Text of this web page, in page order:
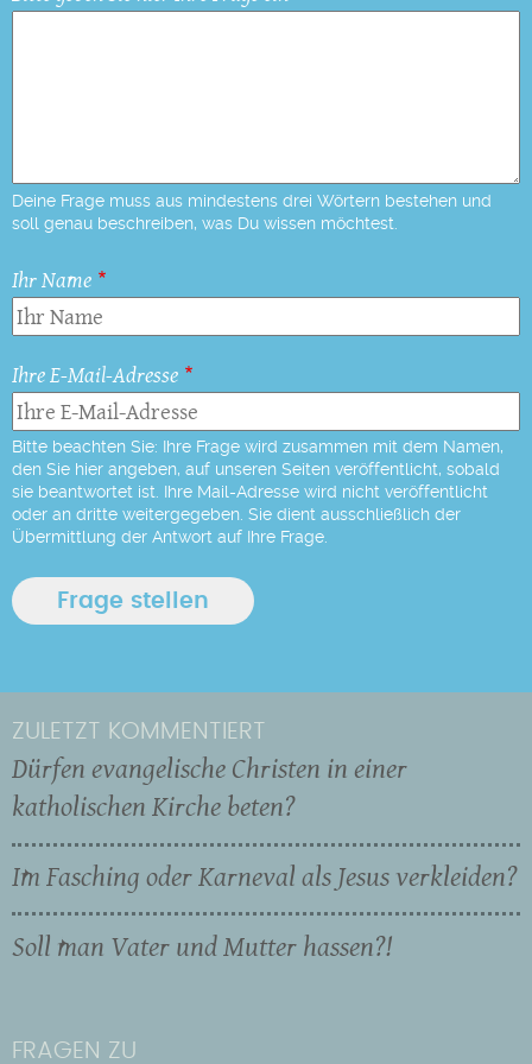
Deine Frage muss aus mindestens drei Wörtern bestehen und
soll genau beschreiben, was Du wissen möchtest.
Ihr Name
Ihre E-Mail-Adresse
Bitte beachten Sie: Ihre Frage wird zusammen mit dem Namen,
den Sie hier angeben, auf unseren Seiten veröffentlicht, sobald
sie beantwortet ist. Ihre Mail-Adresse wird nicht veröffentlicht
oder an dritte weitergegeben. Sie dient ausschließlich der
Übermittlung der Antwort auf Ihre Frage.
ZULETZT KOMMENTIERT
Dürfen evangelische Christen in einer
katholischen Kirche beten?
Im Fasching oder Karneval als Jesus verkleiden?
Soll man Vater und Mutter hassen?!
FRAGEN ZU